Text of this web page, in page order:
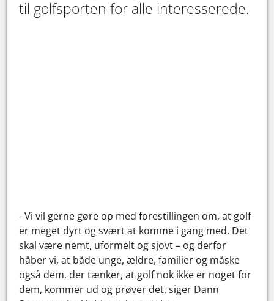
til golfsporten for alle interesserede.
- Vi vil gerne gøre op med forestillingen om, at golf
er meget dyrt og svært at komme i gang med. Det
skal være nemt, uformelt og sjovt – og derfor
håber vi, at både unge, ældre, familier og måske
også dem, der tænker, at golf nok ikke er noget for
dem, kommer ud og prøver det, siger Dann